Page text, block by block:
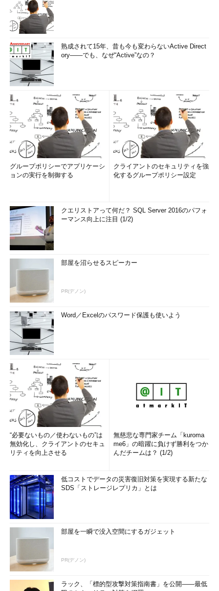
熟成されて15年、昔も今も変わらないActive Direct
ory――でも、なぜ“Active”なの？
グループポリシーでアプリケーシ
ョンの実行を制御する
クライアントのセキュリティを強
化するグループポリシー設定
クエリストアって何だ？ SQL Server 2016のパフォ
ーマンス向上に注目 (1/2)
部屋を沼らせるスピーカー
PR(デノン)
Word／Excelのパスワード保護も使いよう
“必要ないもの／使わないもの”は
無効化し、クライアントのセキュ
リティを向上させる
無慈悲な専門家チーム「kuroma
me6」の暗躍に負けず勝利をつか
んだチームは？ (1/2)
低コストでデータの災害復旧対策を実現する新たな
SDS「ストレージレプリカ」とは
部屋を一瞬で没入空間にするガジェット
PR(デノン)
ラック、「標的型攻撃対策指南書」を公開――最低